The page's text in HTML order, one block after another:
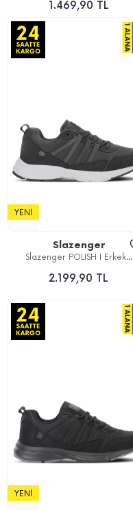
1.469,90 TL
YENI
Slazenger
Slazenger POLISH I Erkek...
2.199,90 TL
YENI